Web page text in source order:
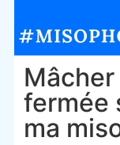
fermée
ma